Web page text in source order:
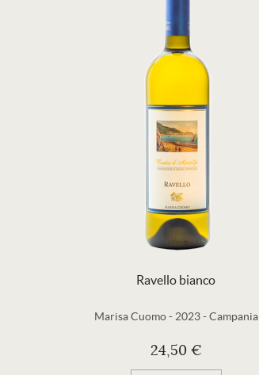
Ravello bianco
Marisa Cuomo - 2023-Campania
24,50 €